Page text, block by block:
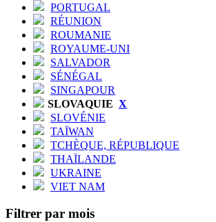
PORTUGAL
RÉUNION
ROUMANIE
ROYAUME-UNI
SALVADOR
SÉNÉGAL
SINGAPOUR
SLOVAQUIE X
SLOVÉNIE
TAÏWAN
TCHÈQUE, RÉPUBLIQUE
THAÏLANDE
UKRAINE
VIET NAM
Filtrer par mois